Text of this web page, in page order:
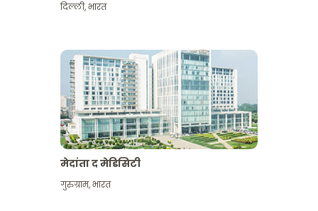
दिल्ली,भारत
मेदांता द मेडिसिटी
गुरुग्राम,भारत